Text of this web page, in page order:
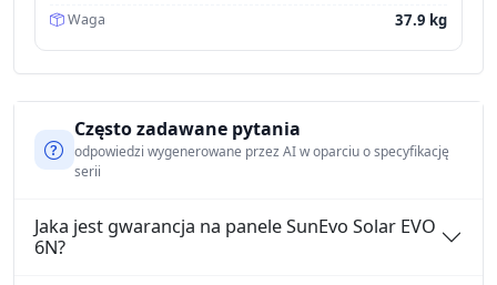
Waga 37.9 kg
Często zadawane pytania
odpowiedzi wygenerowane przez AI w oparciu o specyfikację
serii
Jaka jest gwarancja na panele SunEvo Solar EVO
6N?